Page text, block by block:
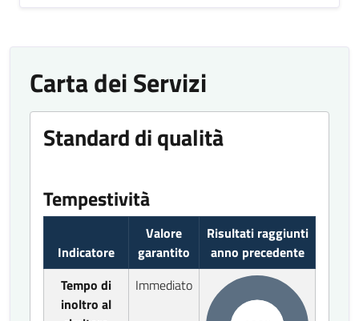
Carta dei Servizi
Standard di qualità
Tempestività
Indicatore
Valore
garantito
Risultati raggiunti
anno precedente
Tempo di
inoltro al
Immediato